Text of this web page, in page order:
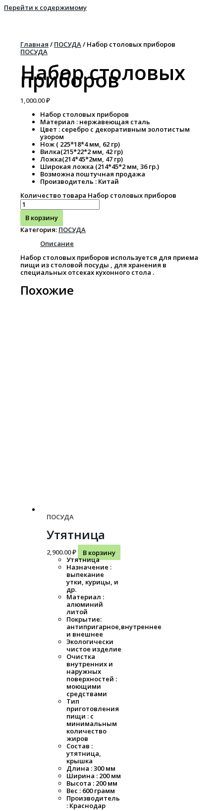
Перейти к содержимому
Главная / ПОСУДА / Набор столовых приборов
ПОСУДА
Набор столовых
приборов
1,000.00₽
Набор столовых приборов
Материал : нержавеющая сталь
Цвет : серебро с декоративным золотистым
узором
Нож ( 225*18*4 мм, 62 гр)
Вилка(215*22*2 мм, 42 гр)
Ложка(214*45*2мм, 47 гр)
Широкая ложка (214*45*2 мм, 36 гр.)
Возможна поштучная продажа
Производитель : Китай
Количество товара Набор столовых приборов
В корзину
Категория: ПОСУДА
Описание
Набор столовых приборов используется для приема
пищи из столовой посуды , для хранения в
специальных отсеках кухонного стола .
Похожие
ПОСУДА
Утятница
2,900.00₽
В корзину
Утятница
Назначение :
выпекание
утки, курицы, и
др.
Материал :
алюминий
литой
Покрытие:
антипригарное,внутреннее
и внешнее
Экологически
чистое изделие
Очистка
внутренних и
наружных
поверхностей :
моющими
средствами
Тип
приготовления
пищи : с
минимальным
количество
жиров
Состав :
утятница,
крышка
Длина : 300 мм
Ширина : 200 мм
Высота : 200 мм
Вес : 600 грамм
Производитель
: Краснодар